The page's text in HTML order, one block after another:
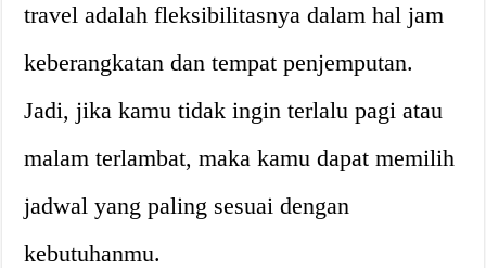
travel adalah fleksibilitasnya dalam hal jam
keberangkatan dan tempat penjemputan.
Jadi, jika kamu tidak ingin terlalu pagi atau
malam terlambat, maka kamu dapat memilih
jadwal yang paling sesuai dengan
kebutuhanmu.